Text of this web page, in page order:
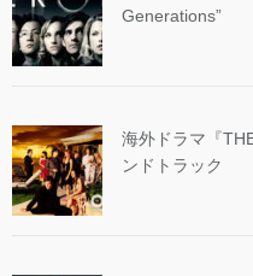
Generations”
海外ドラマ『
ンドトラック